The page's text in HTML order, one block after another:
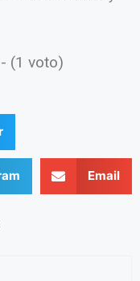
(1 voto)
Email